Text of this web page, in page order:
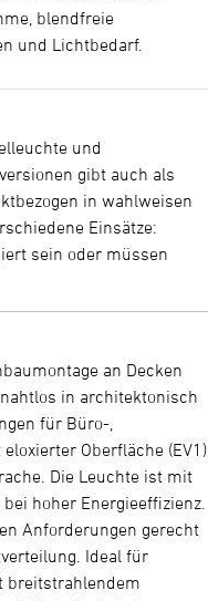
blendfreie
und Lichtbedarf.
und
gibt auch als
in wahlweisen
Einsätze:
sein oder müssen
an Decken
in architektonisch
für Büro-,
Oberfläche (EV1).
Die Leuchte ist mit
hoher Energieeffizienz.
Anforderungen gerecht
Ideal für
breitstrahlendem